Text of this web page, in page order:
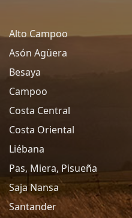
Alto Campoo
Asón Agüera
Besaya
Campoo
Costa Central
Costa Oriental
Liébana
Pas, Miera, Pisueña
Saja Nansa
Santander